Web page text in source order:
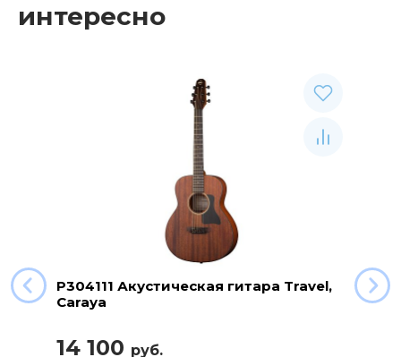
интересно
P304111 Акустическая гитара Travel,
Caraya
14 100 руб.